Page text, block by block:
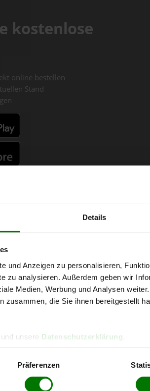
Details
und Anzeigen zu personalisieren,
zu analysieren. Außerdem geben wir
Medien, Werbung und Analysen
zusammen, die Sie ihnen bereitgestellt
und unsere Datenschutzerklärung
Präferenzen
kostenlose
online bestellen
Stand
Chart für
Abnahmevon 6 Tonnen loser Warein